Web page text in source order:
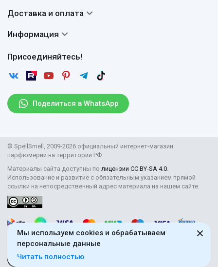
Мы используем cookies и обрабатываем
персональные данные
Читать полностью
Поделиться в WhatsApp
Присоединяйтесь!
Авторы
Сертификаты
Вопросы и ответы
Отзывы
Статьи
Рассылка
Доставка и оплата
Доставка
Возврат
Информация
Пользовательское соглашение
Защита персональных данных
Правила продажи товаров (Постановление Правительства
Поставщикам
© SpellSmell, 2009-2026 официальный интернет-магазин
парфюмерии на территории РФ
Материалы сайта доступны по лицензии CC BY-SA 4.0.
Использование и развитие с обязательным указанием прямой
ссылки на непосредственный адрес материала на нашем сайте.
18+